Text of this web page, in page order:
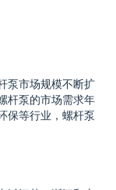
泵市场规模不断扩
杆泵的市场需求年
保等行业，螺杆泵